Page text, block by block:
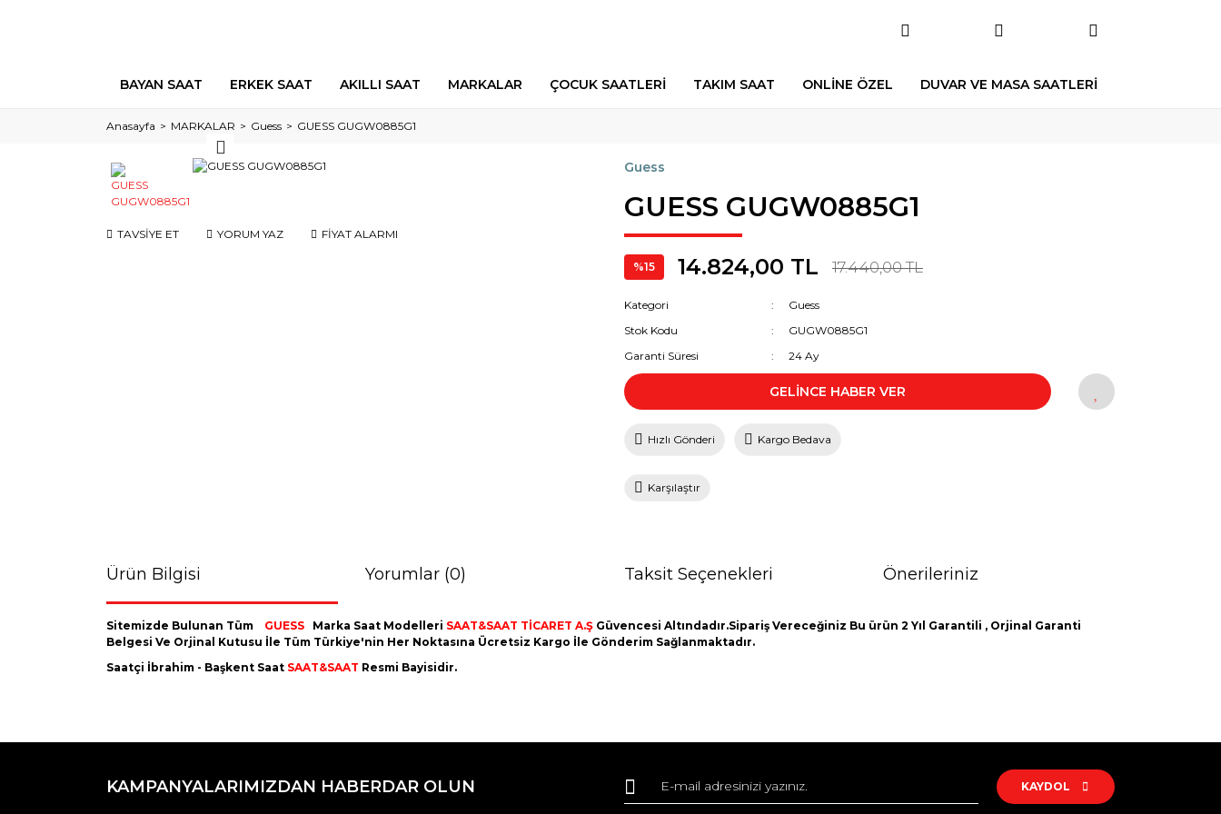
BAYAN SAAT ERKEK SAAT AKILLI SAAT MARKALAR ÇOCUK SAATLERİ TAKIM SAAT ONLİNE ÖZEL DUVAR VE MASA SAATLERİ
Anasayfa MARKALAR Guess GUESS GUGW0885G1
TAVSİYE ET YORUM YAZ FİYAT ALARMI
Guess
GUESS GUGW0885G1
%15 14.824,00 TL 17.440,00 TL
Kategori
Guess
Stok Kodu
GUGW0885G1
Garanti Süresi
24 Ay
GELİNCE HABER VER
Hızlı Gönderi Kargo Bedava
Karşılaştır
Ürün Bilgisi Yorumlar (0) Taksit Seçenekleri Önerileriniz
Sitemizde Bulunan Tüm GUESS Marka Saat Modelleri SAAT&SAAT TİCARET A.Ş Güvencesi Altındadır.Sipariş Vereceğiniz Bu ürün 2 Yıl Garantili , Orjinal Garanti
Belgesi Ve Orjinal Kutusu İle Tüm Türkiye'nin Her Noktasına Ücretsiz Kargo İle Gönderim Sağlanmaktadır.
Saatçi İbrahim - Başkent Saat SAAT&SAAT Resmi Bayisidir.
Yorum Yaz
Görüş ve önerileriniz için teşekkür ederiz.
Ürün resmi kalitesiz, bozuk veya görüntülenemiyor.
KAMPANYALARIMIZDAN HABERDAR OLUN KAYDOL